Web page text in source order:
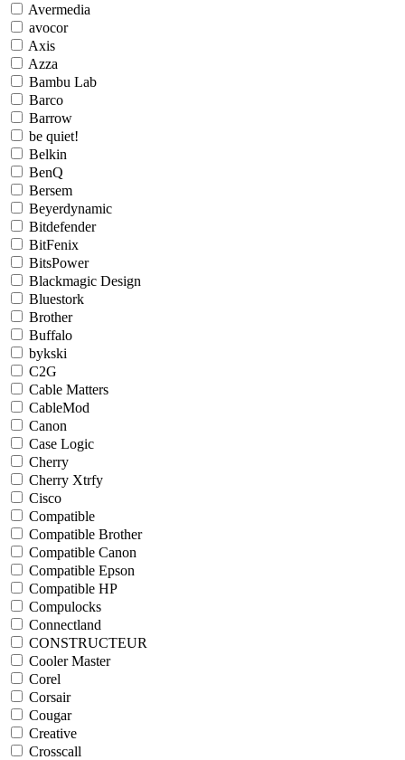
Avermedia
avocor
Axis
Azza
Bambu Lab
Barco
Barrow
be quiet!
Belkin
BenQ
Bersem
Beyerdynamic
Bitdefender
BitFenix
BitsPower
Blackmagic Design
Bluestork
Brother
Buffalo
bykski
C2G
Cable Matters
CableMod
Canon
Case Logic
Cherry
Cherry Xtrfy
Cisco
Compatible
Compatible Brother
Compatible Canon
Compatible Epson
Compatible HP
Compulocks
Connectland
CONSTRUCTEUR
Cooler Master
Corel
Corsair
Cougar
Creative
Crosscall